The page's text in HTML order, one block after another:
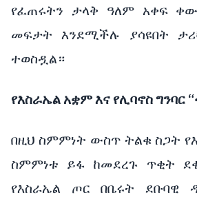
የፈጠሩትን ታላቅ ዓለም አቀፍ
መፍታት እንደሚችሉ ያሳዩበት
ተወስዷል።
የእስራኤል አቋም እና የሊባኖስ ግንባር
በዚህ ስምምነት ውስጥ ትልቁ ስጋት
ስምምነቱ ይፋ ከመደረጉ ጥቂት
የእስራኤል ጦር በቤሩት ደቡባዊ